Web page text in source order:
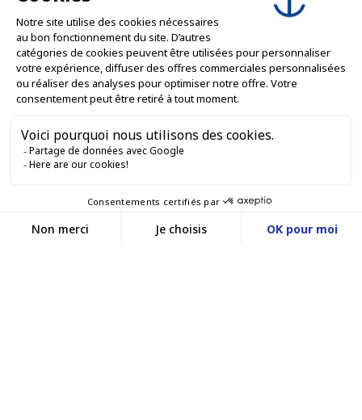
L'AZIENDA
LE NOSTRE OFFERTE
SERVIZI DI VENDITA ONLINE
RESTIAMO IN CONTATTO